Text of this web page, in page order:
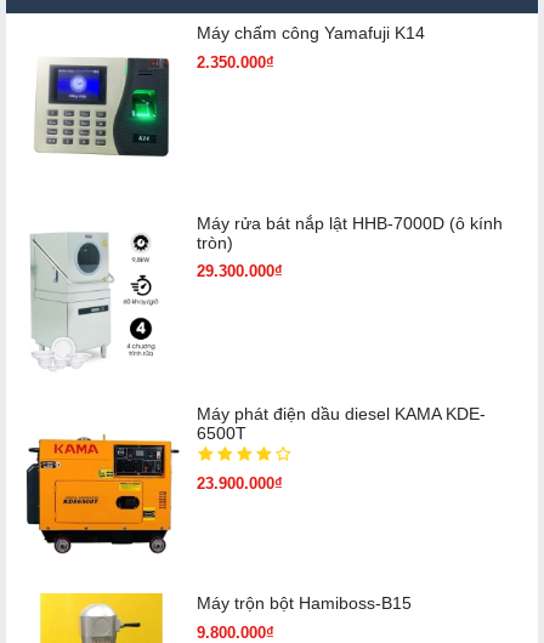
Máy chấm cô​ng Yamafuji K14
2.350.000₫
Máy rửa bát nắp lật HHB-7000D (ô kính
tròn)
29.300.000₫
Máy phát điện dầu diesel KAMA KDE-
6500T
23.900.000₫
Máy trộn bột Hamiboss-B15
9.800.000₫